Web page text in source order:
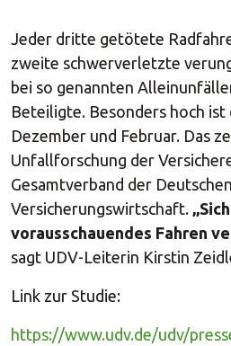
Jeder dritte getötete
zweite schwerverletzte
bei so genannten
Beteiligte. Besonders hoch ist
Dezember und Februar. Das
Unfallforschung der
Gesamtverband der Deutschen
Versicherungswirtschaft.
vorausschauendes Fahren
sagt UDV-Leiterin Kirstin
Link zur Studie:
https://www.udv.de/udv/